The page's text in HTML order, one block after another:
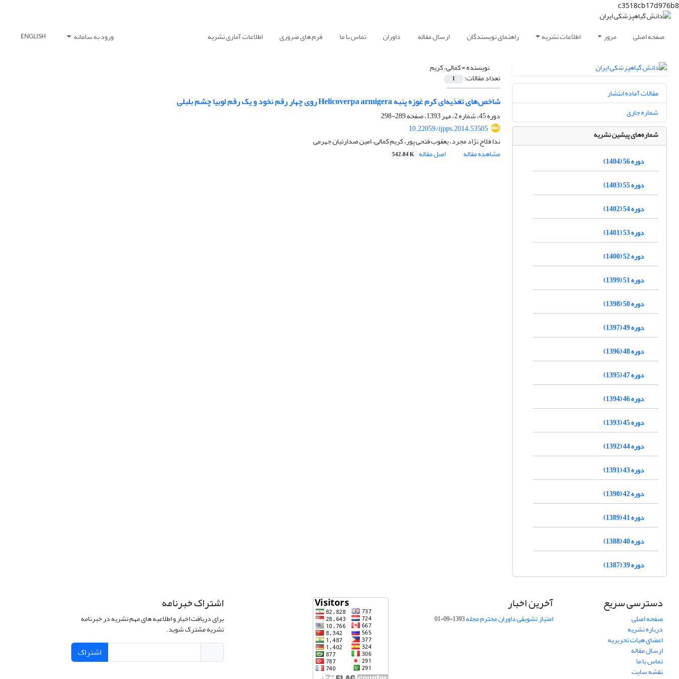
c3518cb17d976b8
صفحه اصلی مرور اطلاعات نشریه راهنمای نویسندگان ارسال مقاله داوران تماس با ما فرم های ضروری اطلاعات آماری نشریه ورود به سامانه ENGLISH
نویسنده =کمالی، کریم
تعداد مقالات: 1
شاخص‌های تغذیه‌ای کرم غوزه پنبه Helicoverpa armigera روی چهار رقم نخود و یک رقم لوبیا چشم بلبلی
دوره 45، شماره 2، مهر 1393، صفحه
289-298
10.22059/ijpps.2014.53505
ندا فلاح نژاد مجرد، یعقوب فتحی پور، کریم کمالی، امین صدارتیان جهرمی
مشاهده مقاله
اصل مقاله 542.84 K
مقالات آماده انتشار
شماره جاری
شماره‌های پیشین نشریه
دوره 56 (1404)
دوره 55 (1403)
دوره 54 (1402)
دوره 53 (1401)
دوره 52 (1400)
دوره 51 (1399)
دوره 50 (1398)
دوره 49 (1397)
دوره 48 (1396)
دوره 47 (1395)
دوره 46 (1394)
دوره 45 (1393)
دوره 44 (1392)
دوره 43 (1391)
دوره 42 (1390)
دوره 41 (1389)
دوره 40 (1388)
دوره 39 (1387)
دسترسی سریع
صفحه اصلی
درباره نشریه
اعضای هیات تحریریه
ارسال مقاله
تماس با ما
نقشه سایت
آخرین اخبار
امتیاز تشویقی داوران محترم مجله1393-09-01
اشتراک خبرنامه
برای دریافت اخبار و اطلاعیه های مهم نشریه در خبرنامه
نشریه مشترک شوید.
اشتراک